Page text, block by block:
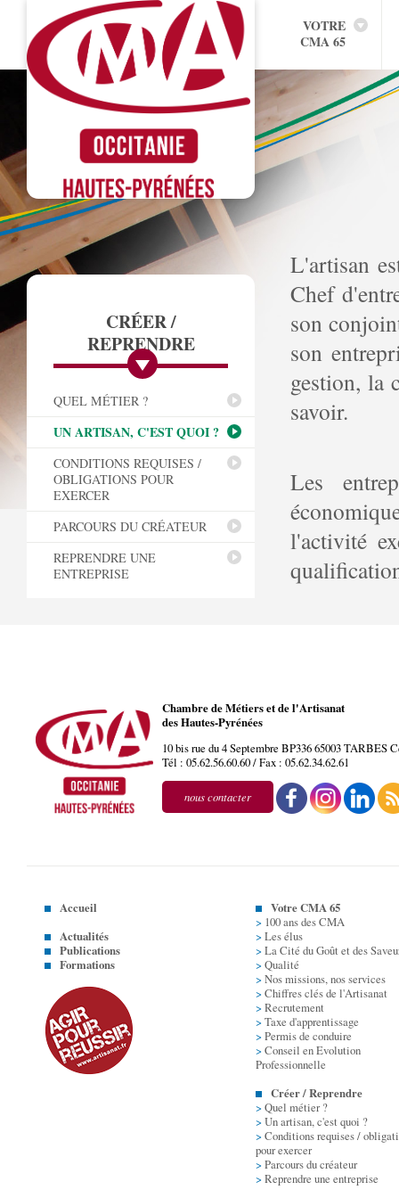
VOTRE
CMA 65
CRÉER /
REPRENDRE
QUEL MÉTIER ?
UN ARTISAN, C'EST QUOI ?
CONDITIONS REQUISES /
OBLIGATIONS POUR
EXERCER
PARCOURS DU CRÉATEUR
REPRENDRE UNE
ENTREPRISE
L'artisan
Chef
son
son
gestion, la
savoir.
Les
l'activité
Chambre de Métiers et de l'Artisanat
des Hautes-Pyrénées
10 bis rue du 4 Septembre BP33665003TARBES
Tél : 05.62.56.60.60/ Fax : 05.62.34.62.61
nous contacter
Accueil
Actualités
Publications
Formations
Votre CMA 65
> 100 ans des CMA
> Les élus
> La Cité du Goût et des
> Qualité
> Nos missions, nos services
> Chiffres clés de l'Artisanat
> Recrutement
> Taxe d'apprentissage
> Permis de conduire
> Conseil en Evolution
Professionnelle
Créer / Reprendre
> Quel métier ?
> Un artisan, c'est quoi ?
> Conditions requises /
pour exercer
> Parcours du créateur
> Reprendre une entreprise